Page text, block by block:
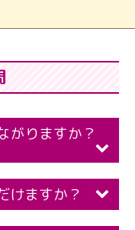
がりますか？
けますか？